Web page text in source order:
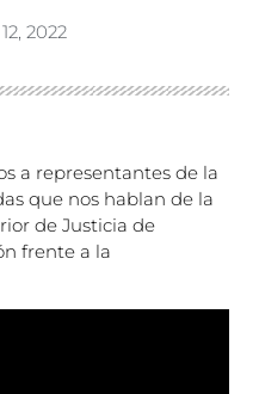
2022
a representantes de la
que nos hablan de la
de Justicia de
frente a la